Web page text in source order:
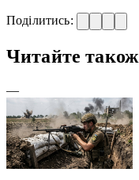
Поділитись:
Читайте також
—